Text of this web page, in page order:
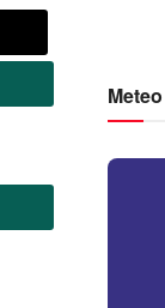
Meteo